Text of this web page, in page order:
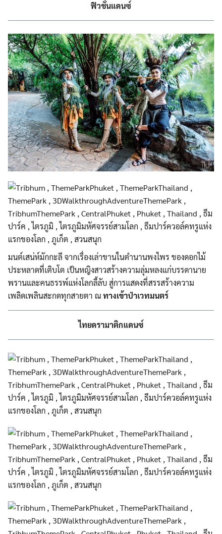
ฟิวชั่นแดนซ์
มนต์เสน่ห์มักกะลี จากเรื่องเล่าขานในตำนานพงไพร ของดอกไม้
ประหลาดที่เติบโต เป็นหญิงสาวสร้างความลุ่มหลงแก่บรรดานาย
พรานและคนธรรพ์แห่งโลกลี้ลับ สู่การแสดงที่สรรสร้างความ
เพลิดเพลินสะกดทุกสายตา ณทางเข้าป่าเวทมนตร์
ไทยดรามาติกแดนซ์